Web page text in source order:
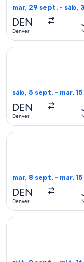
mar, 29 sept. - sáb,
DEN
Denver
sáb, 5 sept. - mar,
DEN
Denver
Seleccionar vuelo
mar, 8 sept. - mar,
DEN
Denver
Seleccionar vuelo
Seleccionar vuelo